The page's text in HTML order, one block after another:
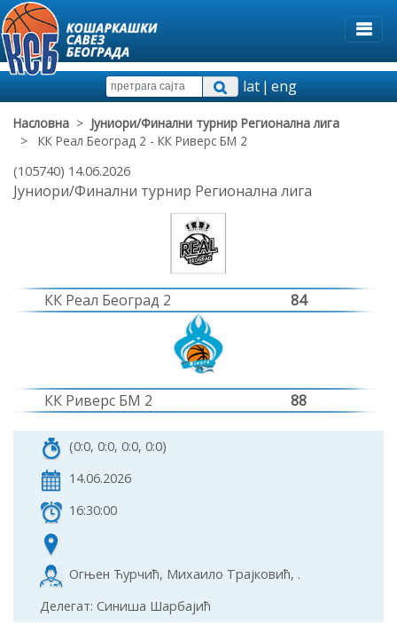
lat|eng
Насловна > Јуниори/Финални турнир Регионална лига
> КК Реал Београд 2 - КК Риверс БМ 2
(105740) 14.06.2026
Јуниори/Финални турнир Регионална лига
КК Реал Београд 2 84
КК Риверс БМ 2 88
(0:0, 0:0, 0:0, 0:0)
14.06.2026
16:30:00
Огњен Ћурчић, Михаило Трајковић, .
Делегат: Синиша Шарбајић